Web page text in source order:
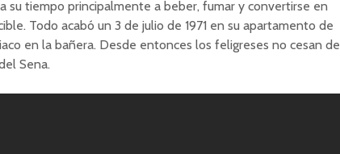
su tiempo principalmente a beber, fumar y convertirse en
Todo acabó un 3 de julio de 1971 en su apartamento de
en la bañera. Desde entonces los feligreses no cesan de
Sena.